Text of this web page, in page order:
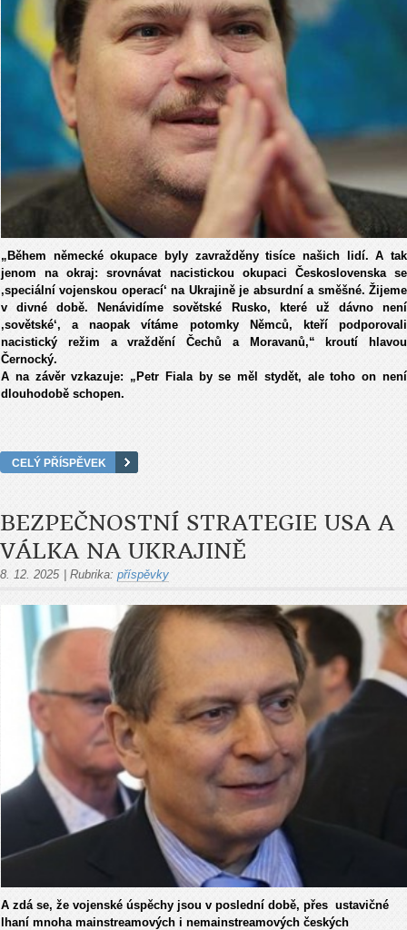
„Během německé okupace byly zavražděny tisíce našich lidí. A tak
jenom na okraj: srovnávat nacistickou okupaci Československa se
‚speciální vojenskou operací‘ na Ukrajině je absurdní a směšné. Žijeme
v divné době. Nenávidíme sovětské Rusko, které už dávno není
‚sovětské‘, a naopak vítáme potomky Němců, kteří podporovali
nacistický režim a vraždění Čechů a Moravanů,“ kroutí hlavou
Černocký.
A na závěr vzkazuje: „Petr Fiala by se měl stydět, ale toho on není
dlouhodobě schopen.
CELÝ PŘÍSPĚVEK
BEZPEČNOSTNÍ STRATEGIE USA A
VÁLKA NA UKRAJINĚ
8. 12. 2025 Rubrika: příspěvky
A zdá se, že vojenské úspěchy jsou v poslední době, přes ustavičné
lhaní mnoha mainstreamových i nemainstreamových českých